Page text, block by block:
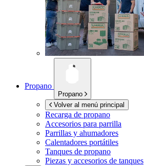
Propano
Propano
Volver al menú principal
Recarga de propano
Accesorios para parrilla
Parrillas y ahumadores
Calentadores portátiles
Tanques de propano
Piezas y accesorios de tanques